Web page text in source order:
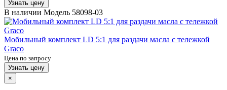
Узнать цену
В наличии Модель 58098-03
Мобильный комплект LD 5:1 для раздачи масла с тележкой
Graco
Цена по запросу
Узнать цену
×